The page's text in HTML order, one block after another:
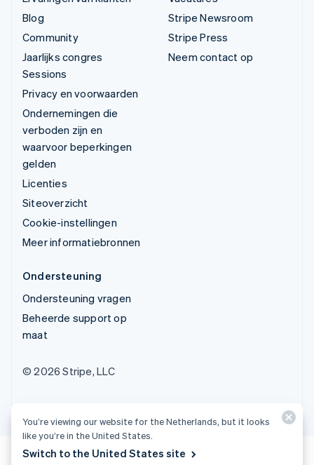
Blog
Community
Jaarlijks congres
Sessions
Privacy en voorwaarden
Ondernemingen die
verboden zijn en
waarvoor beperkingen
gelden
Licenties
Siteoverzicht
Cookie-instellingen
Meer informatiebronnen
Stripe Newsroom
Stripe Press
Neem contact op
Ondersteuning
Ondersteuning vragen
Beheerde support op
maat
© 2026 Stripe, LLC
You’re viewing our website for the Netherlands, but it looks
like you’re in the United States.
Switch to the United States site